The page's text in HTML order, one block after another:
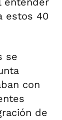
estos 40
se
con
de